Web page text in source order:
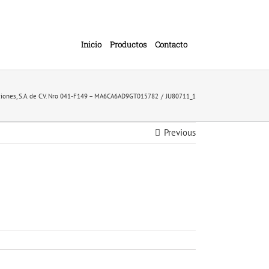
Inicio Productos Contacto
S.A. de C.V. Nro 041-F149 – MA6CA6AD9GT015782 JU80711_1
Previous